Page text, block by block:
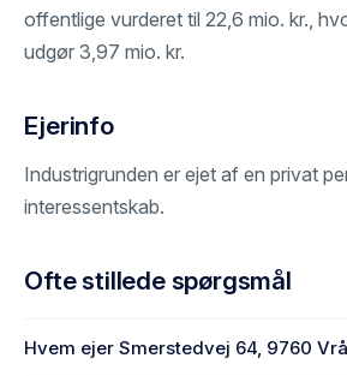
offentlige vurderet til 22,6 mio. kr.,
udgør 3,97 mio. kr.
Ejerinfo
Industrigrunden er ejet af en privat
interessentskab.
Ofte stillede spørgsmål
Hvem ejer Smerstedvej 64, 9760